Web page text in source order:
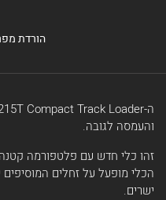
הורדת
והעמסה לגובה.
הכלי מופעל על זחלים
ישרים.